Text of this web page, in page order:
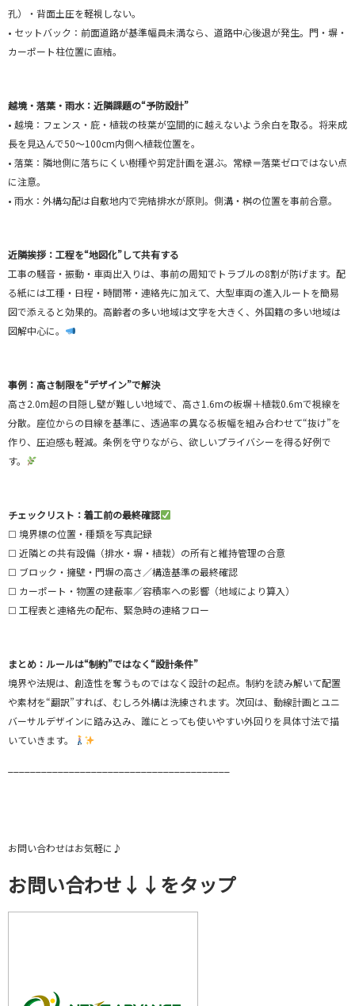
孔）・背面土圧を軽視しない。
• セットバック：前面道路が基準幅員未満なら、道路中心後退が発生。門・塀・
カーポート柱位置に直結。
越境・落葉・雨水：近隣課題の“予防設計”
• 越境：フェンス・庇・植栽の枝葉が空間的に越えないよう余白を取る。将来成
長を見込んで50〜100cm内側へ植栽位置を。
• 落葉：隣地側に落ちにくい樹種や剪定計画を選ぶ。常緑＝落葉ゼロではない点
に注意。
• 雨水：外構勾配は自敷地内で完結排水が原則。側溝・桝の位置を事前合意。
近隣挨拶：工程を“地図化”して共有する
工事の騒音・振動・車両出入りは、事前の周知でトラブルの8割が防げます。配
る紙には工種・日程・時間帯・連絡先に加えて、大型車両の進入ルートを簡易
図で添えると効果的。高齢者の多い地域は文字を大きく、外国籍の多い地域は
図解中心に。
事例：高さ制限を“デザイン”で解決
高さ2.0m超の目隠し壁が難しい地域で、高さ1.6mの板塀＋植栽0.6mで視線を
分散。座位からの目線を基準に、透過率の異なる板幅を組み合わせて“抜け”を
作り、圧迫感も軽減。条例を守りながら、欲しいプライバシーを得る好例で
す。
チェックリスト：着工前の最終確認
☐ 境界標の位置・種類を写真記録
☐ 近隣との共有設備（排水・塀・植栽）の所有と維持管理の合意
☐ ブロック・擁壁・門塀の高さ／構造基準の最終確認
☐ カーポート・物置の建蔽率／容積率への影響（地域により算入）
☐ 工程表と連絡先の配布、緊急時の連絡フロー
まとめ：ルールは“制約”ではなく“設計条件”
境界や法規は、創造性を奪うものではなく設計の起点。制約を読み解いて配置
や素材を“翻訳”すれば、むしろ外構は洗練されます。次回は、動線計画とユニ
バーサルデザインに踏み込み、誰にとっても使いやすい外回りを具体寸法で描
いていきます。
お問い合わせはお気軽に♪
お問い合わせ↓↓をタップ